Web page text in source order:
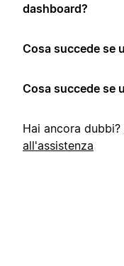
dashboard?
Cosa succede se
Cosa succede se
Hai ancora dubbi?
all'assistenza